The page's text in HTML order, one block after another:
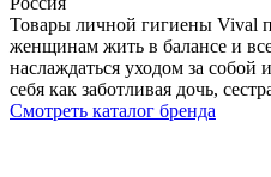
Товары личной гигиены Vival
женщинам жить в балансе и
наслаждаться уходом за собой
себя как заботливая дочь,
Смотреть каталог бренда